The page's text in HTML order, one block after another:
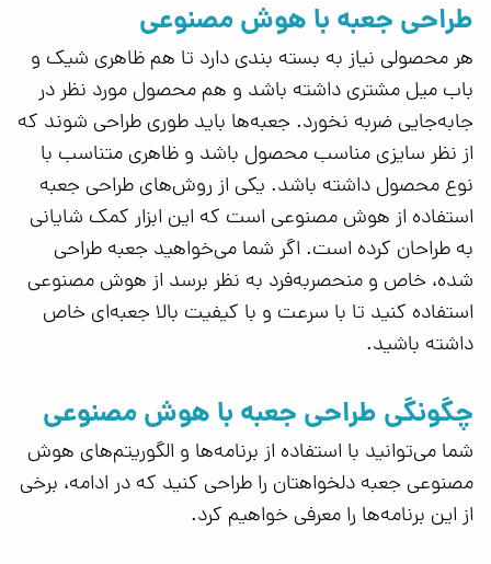
طراحی جعبه با هوش مصنوعی
هر محصولی نیاز به بسته بندی دارد تا هم ظاهری شیک و
باب میل مشتری داشته باشد و هم محصول مورد نظر در
جابه‌جایی ضربه نخورد. جعبه‌ها باید طوری طراحی شوند که
از نظر سایزی مناسب محصول باشد و ظاهری متناسب با
نوع محصول داشته باشد. یکی از روش‌های طراحی جعبه
استفاده از هوش مصنوعی است که این ابزار کمک شایانی
به طراحان کرده ‌است. اگر شما می‌خواهید جعبه طراحی
شده، خاص و منحصر‌به‌فرد به نظر برسد از هوش مصنوعی
استفاده کنید تا با سرعت و با کیفیت بالا جعبه‌ای خاص
داشته باشید.
چگونگی طراحی جعبه با هوش مصنوعی
شما می‌توانید با استفاده از برنامه‌ها و الگوریتم‌های هوش
مصنوعی جعبه دلخواهتان را طراحی کنید که در ادامه، برخی
از این برنامه‌ها را معرفی خواهیم کرد.